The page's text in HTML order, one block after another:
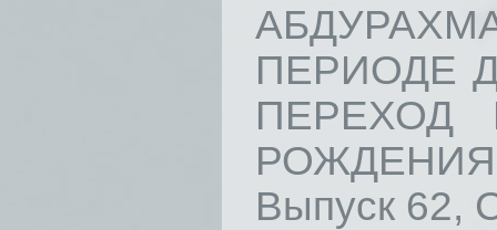
ПЕРИОДЕ
Выпуск 62,